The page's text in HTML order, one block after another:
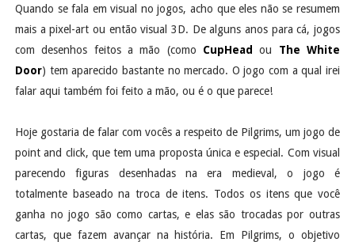
Quando se fala em visual no jogos, acho que eles não se resumem
mais a pixel-art ou então visual 3D. De alguns anos para cá, jogos
com desenhos feitos a mão (como CupHead ou The White
Door) tem aparecido bastante no mercado. O jogo com a qual irei
falar aqui também foi feito a mão, ou é o que parece!
Hoje gostaria de falar com vocês a respeito de Pilgrims, um jogo de
point and click, que tem uma proposta única e especial. Com visual
parecendo figuras desenhadas na era medieval, o jogo é
totalmente baseado na troca de itens. Todos os itens que você
ganha no jogo são como cartas, e elas são trocadas por outras
cartas, que fazem avançar na história. Em Pilgrims, o objetivo